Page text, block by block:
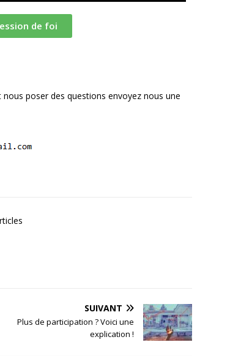
de foi
poser des questions envoyez nous une
SUIVANT
Plus de participation ? Voici une
explication !